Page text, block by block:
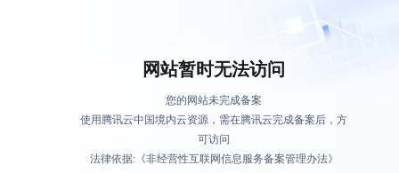
网站暂时无法访问
您的网站未完成备案
使用腾讯云中国境内云资源，需在腾讯云完成备案后，方
可访问
法律依据:《非经营性互联网信息服务备案管理办法》